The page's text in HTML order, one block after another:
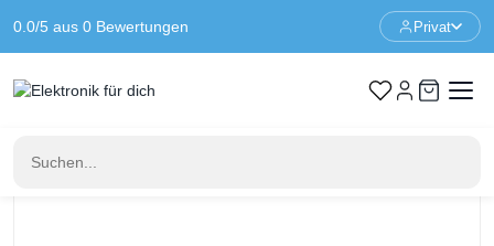
0.0/5 aus 0 Bewertungen Privat
Startseite Module und Adapter ADS7830 8-Kanal-8-Bit-ADC